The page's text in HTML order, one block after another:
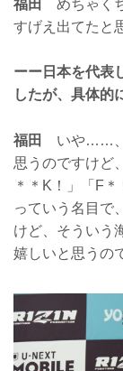
福田
めちゃく
すげえ出てたと
ーー日本を代表
したが、具体的
福田
いや……、
思うのですけど
＊＊K！」「F
っていう名目で
けど、そういう
嬉しいと思うの